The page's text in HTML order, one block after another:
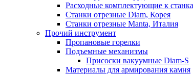
Расходные комплектующие к
Станки отрезные Diam, Корея
Станки отрезные Manta, Италия
Прочий инструмент
Пропановые горелки
Подъeмные механизмы
Присоски вакуумные Diam-S
Материалы для армирования камня